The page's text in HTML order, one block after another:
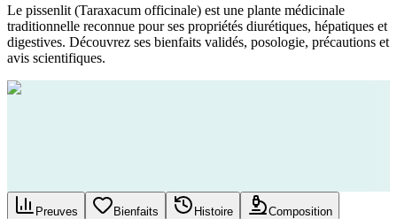
Le pissenlit (Taraxacum officinale) est une plante médicinale
traditionnelle reconnue pour ses propriétés diurétiques, hépatiques et
digestives. Découvrez ses bienfaits validés, posologie, précautions et
avis scientifiques.
Preuves Bienfaits Histoire Composition